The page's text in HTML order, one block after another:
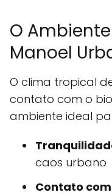
O
Manoel
O clima tropical
contato com o
ambiente ideal
caos urbano
Contato